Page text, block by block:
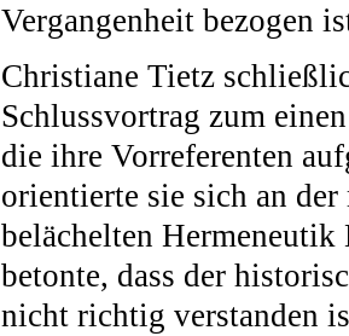
Vergangenheit bezogen
Christiane Tietz
Schlussvortrag zum
die ihre Vorreferenten
orientierte sie sich an
belächelten Hermeneutik
betonte, dass der
nicht richtig verstanden